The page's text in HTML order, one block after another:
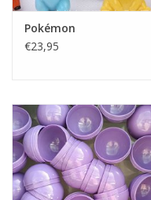
Pokémon
€23,95